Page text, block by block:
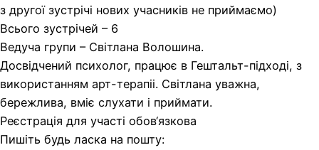
з другої зустрічі нових учасників не приймаємо)
Всього зустрічей – 6
Ведуча групи – Світлана Волошина.
Досвідчений психолог, працює в Гештальт-підході, з
використанням арт-терапіі. Світлана уважна,
бережлива, вміє слухати і приймати.
Реєстрація для участі обов‘язкова
Пишіть будь ласка на пошту: